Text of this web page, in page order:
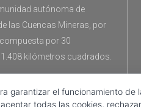
autónoma de
las Cuencas Mineras, por
por 30
kilómetros cuadrados.
garantizar el funcionamiento de
todas las cookies,